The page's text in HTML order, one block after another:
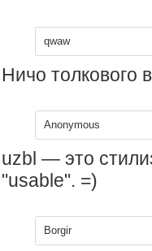
qwaw
Ничо толкового
Anonymous
uzbl — это
"usable". =)
Borgir